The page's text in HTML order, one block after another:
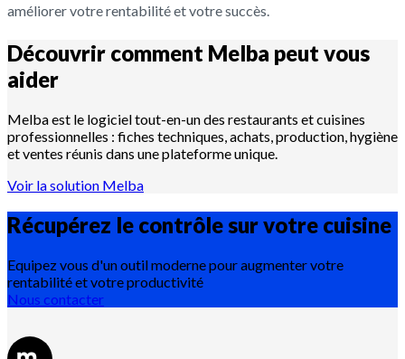
améliorer votre rentabilité et votre succès.
Découvrir comment Melba peut vous
aider
Melba est le logiciel tout-en-un des restaurants et cuisines
professionnelles : fiches techniques, achats, production, hygiène
et ventes réunis dans une plateforme unique.
Voir la solution Melba
Récupérez le contrôle sur votre cuisine
Equipez vous d'un outil moderne pour augmenter votre
rentabilité et votre productivité
Nous contacter